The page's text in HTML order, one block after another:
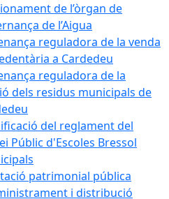
de l’òrgan de
de l’Aigua
reguladora de la venda
a Cardedeu
reguladora de la
dels residus municipals de
del reglament del
Públic d'Escoles Bressol
patrimonial pública
i distribució